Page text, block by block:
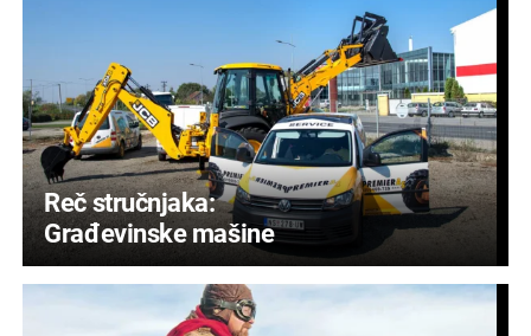
Reč stručnjaka:
Građevinske mašine